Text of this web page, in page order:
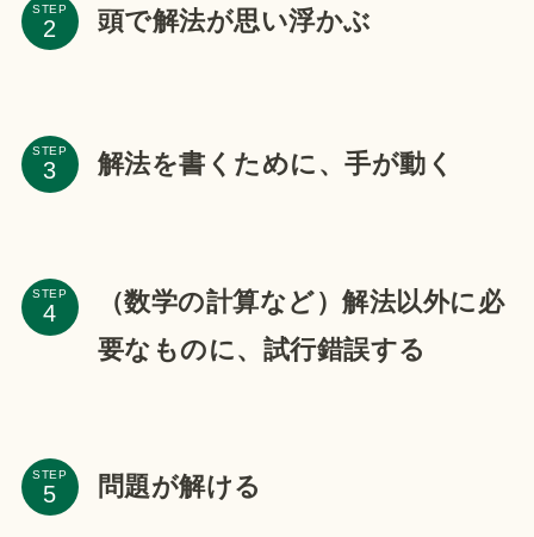
STEP 頭で解法が思い浮かぶ
STEP 解法を書くために、手が動く
STEP
（数学の計算など）解法以外に必
要なものに、試行錯誤する
STEP 問題が解ける